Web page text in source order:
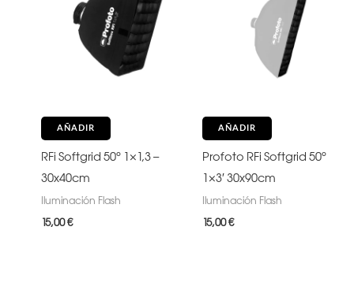
AÑADIR
RFi Softgrid 50° 1×1,3 –
30x40cm
Iluminación Flash
15,00€
AÑADIR
Profoto RFi Softgrid 50°
1×3′ 30x90cm
Iluminación Flash
15,00€